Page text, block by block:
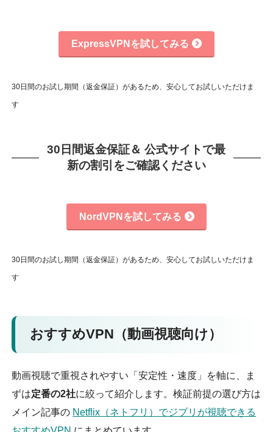
ExpressVPNを試してみる
30日間のお試し期間（返金保証）があるため、安心してお試しいただけま
す
30日間返金保証＆ 公式サイトで最
新の割引をご確認ください
NordVPNを試してみる
30日間のお試し期間（返金保証）があるため、安心してお試しいただけま
す
おすすめVPN（動画視聴向け）
動画視聴で重視されやすい「安定性・速度」を軸に、ま
ずは定番の2社に絞って紹介します。検証前提の選び方は
メイン記事の Netflix（ネトフリ）でジブリが視聴できる